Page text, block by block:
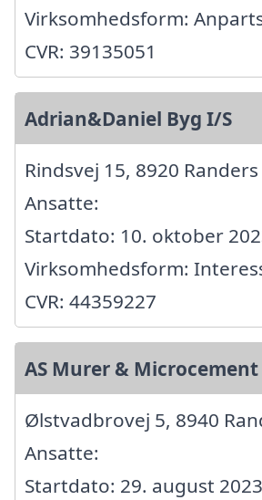
Virksomhedsform:
CVR: 39135051
Adrian&Daniel Byg I/S
Rindsvej 15, 8920 Randers
Ansatte:
Startdato: 10. oktober
Virksomhedsform:
CVR: 44359227
AS Murer & Microcement
Ølstvadbrovej 5, 8940
Ansatte:
Startdato: 29. august